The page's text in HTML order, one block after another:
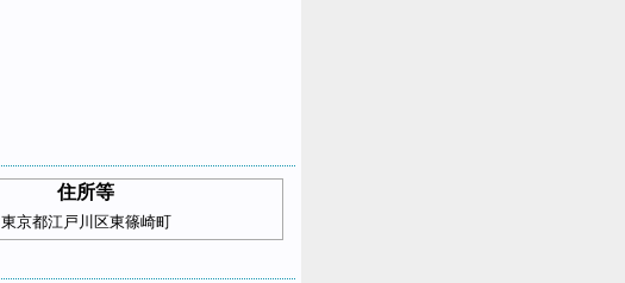
住所等
東京都江戸川区東篠崎町